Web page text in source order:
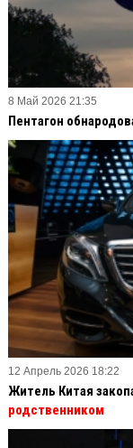
8 Май 2026 21:35
Пентагон
12 Апрель 2026 18:22
Житель Китая
родственником